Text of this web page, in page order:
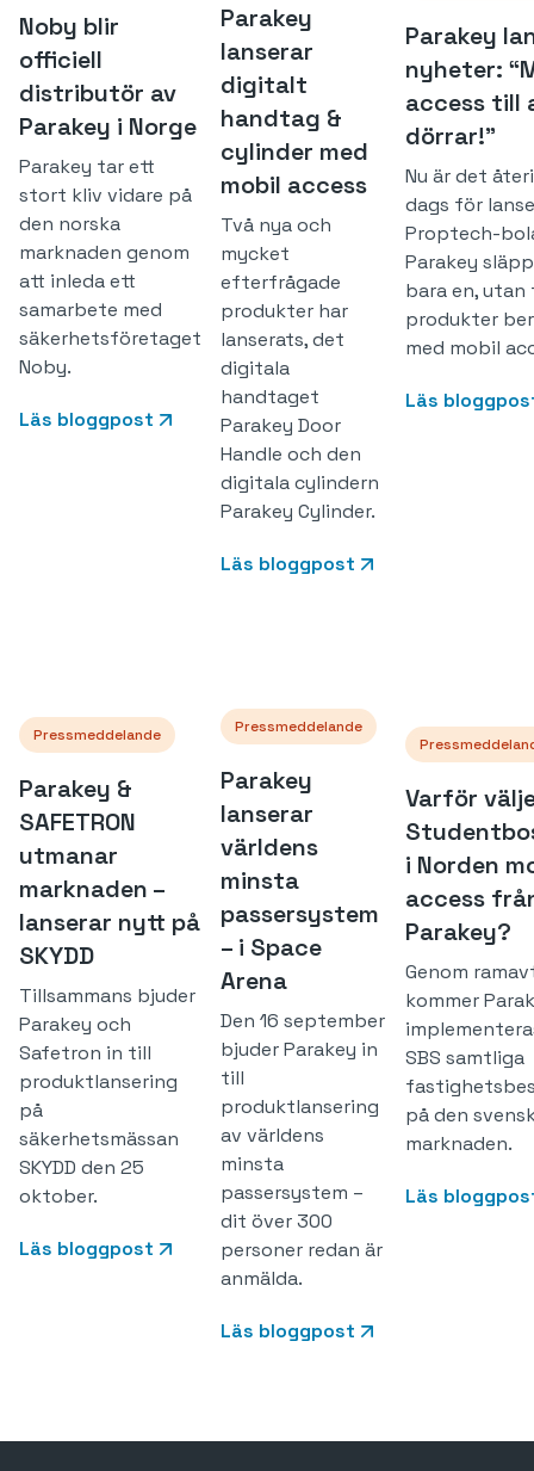
Noby blir
officiell
distributör av
Parakey i Norge
Parakey tar ett
stort kliv vidare på
den norska
marknaden genom
att inleda ett
samarbete med
säkerhetsföretaget
Noby.
Läs bloggpost
Parakey
lanserar
digitalt
handtag &
cylinder med
mobil access
Två nya och
mycket
efterfrågade
produkter har
lanserats, det
digitala
handtaget
Parakey Door
Handle och den
digitala cylindern
Parakey Cylinder.
Läs bloggpost
Parakey
nyheter:
access till
dörrar!”
Nu är det
dags för
Proptech-
Parakey
bara en, utan
produkter
med mobil
Läs
Pressmeddelande
Parakey &
SAFETRON
utmanar
marknaden –
lanserar nytt på
SKYDD
Tillsammans bjuder
Parakey och
Safetron in till
produktlansering
på
säkerhetsmässan
SKYDD den 25
oktober.
Läs bloggpost
Pressmeddelande
Parakey
lanserar
världens
minsta
passersystem
– i Space
Arena
Den 16 september
bjuder Parakey in
till
produktlansering
av världens
minsta
passersystem –
dit över 300
personer redan är
anmälda.
Läs bloggpost
Varför
i Norden
access
Parakey?
Genom
kommer
SBS samtliga
på den
marknaden.
Läs